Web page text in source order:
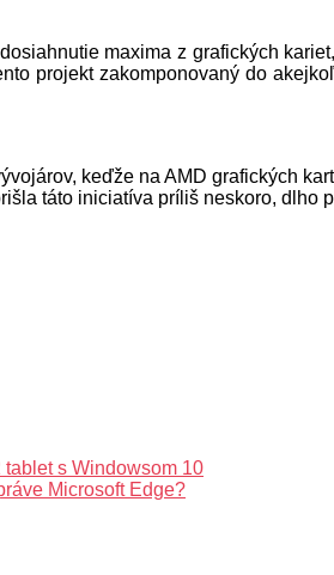
maxima z grafických
projekt zakomponovaný do
keďže na AMD grafických
táto iniciatíva príliš neskoro, dlho
s Windowsom 10
Microsoft Edge?